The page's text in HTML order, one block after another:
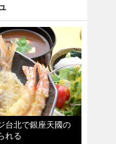
台北で銀座天國の
れる